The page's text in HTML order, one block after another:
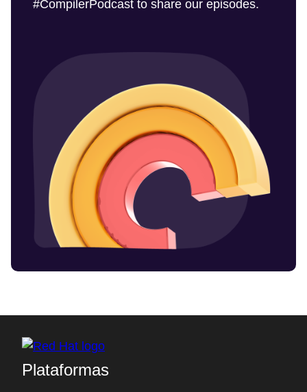
#CompilerPodcast to share our episodes.
Plataformas